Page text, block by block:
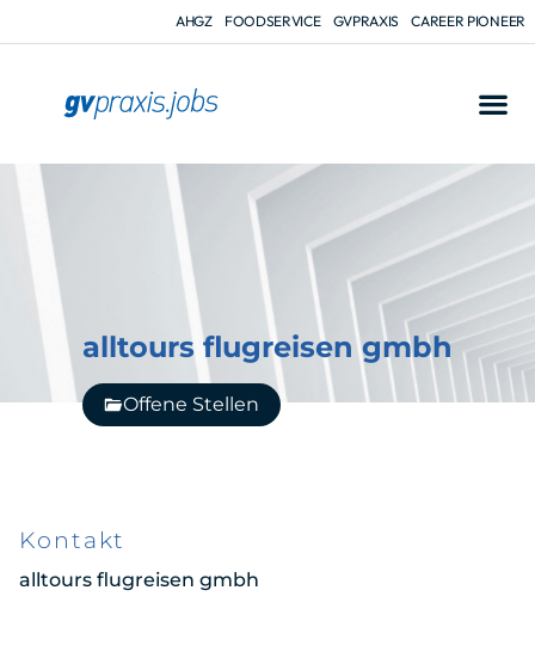
AHGZ FOODSERVICE GVPRAXIS CAREER PIONEER
alltours flugreisen gmbh
Offene Stellen
Kontakt
alltours flugreisen gmbh